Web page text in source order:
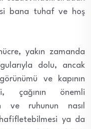
bana tuhaf ve hoş
yakın zamanda
dolu, ancak
ve kapının
çağının önemli
ve ruhunun nasıl
hafifletebilmesi ya da